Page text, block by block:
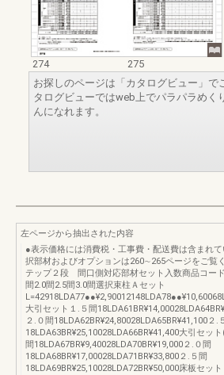
274
275
お探しのページは「カタログビュー」で
タログビューではweb上でパラパラめく
んになれます。
左ページから抽出された内容
●表示価格には消費税・工事費・配送費は含まれ
択部材およびオプションは260∼265ページをご覧
テップ２段 間口側対応部材セット入数商品コー
間2.0間2.5間3.0間選択束柱Ａセット
大引セット１.５間
２.０間18LDA62BR¥24,80028LDA65BR¥41,100２.
18LDA63BR¥25,10028LDA66BR¥41,400大引セッ
間18LDA67BR¥9,40028LDA70BR¥19,000２.０間
18LDA68BR¥17,00028LDA71BR¥33,800２.５間
18LDA69BR¥25,10028LDA72BR¥50,000床板セット